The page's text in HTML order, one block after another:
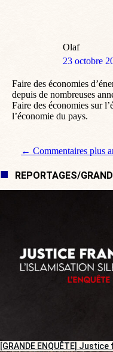
Olaf
dit
23 octobre
Faire des économies
depuis de nombreuses
Faire des économies sur
l’économie du pays.
Navigation de
← Commentaires plus
REPORTAGES/
[GRANDE ENQUÊTE]